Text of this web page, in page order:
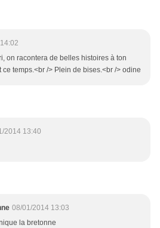
on racontera de belles histoires à ton
temps.<br /> Plein de bises.<br /> odine
2014 13:40
08/01/2014 13:03
la bretonne